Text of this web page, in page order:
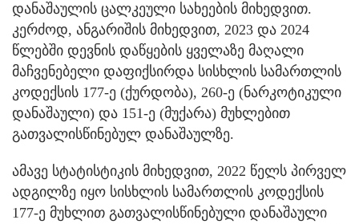
დანაშაულის ცალკეული სახეების მიხედვით.
კერძოდ, ანგარიშის მიხედვით, 2023 და 2024
წლებში დევნის დაწყების ყველაზე მაღალი
მაჩვენებელი დაფიქსირდა სისხლის სამართლის
კოდექსის 177-ე (ქურდობა), 260-ე (ნარკოტიკული
დანაშაული) და 151-ე (მუქარა) მუხლებით
გათვალისწინებულ დანაშაულზე.
ამავე სტატისტიკის მიხედვით, 2022 წელს პირველ
ადგილზე იყო სისხლის სამართლის კოდექსის
177-ე მუხლით გათვალისწინებული დანაშაული